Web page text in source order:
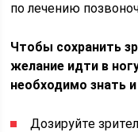
по лечению
Чтобы сохранить
желание идти в
необходимо знать
Дозируйте